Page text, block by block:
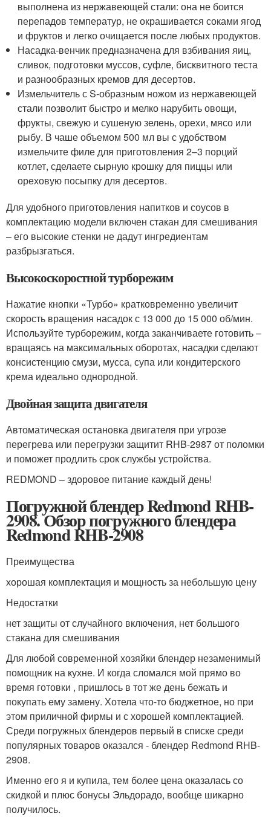
выполнена из нержавеющей стали: она не боится
перепадов температур, не окрашивается соками ягод
и фруктов и легко очищается после любых продуктов.
Насадка-венчик предназначена для взбивания яиц,
сливок, подготовки муссов, суфле, бисквитного теста
и разнообразных кремов для десертов.
Измельчитель с S-образным ножом из нержавеющей
стали позволит быстро и мелко нарубить овощи,
фрукты, свежую и сушеную зелень, орехи, мясо или
рыбу. В чаше объемом 500 мл вы с удобством
измельчите филе для приготовления 2–3 порций
котлет, сделаете сырную крошку для пиццы или
ореховую посыпку для десертов.
Для удобного приготовления напитков и соусов в
комплектацию модели включен стакан для смешивания
– его высокие стенки не дадут ингредиентам
разбрызгаться.
Высокоскоростной турборежим
Нажатие кнопки «Турбо» кратковременно увеличит
скорость вращения насадок с 13 000 до 15 000 об/мин.
Используйте турборежим, когда заканчиваете готовить –
вращаясь на максимальных оборотах, насадки сделают
консистенцию смузи, мусса, супа или кондитерского
крема идеально однородной.
Двойная защита двигателя
Автоматическая остановка двигателя при угрозе
перегрева или перегрузки защитит RHB-2987 от поломки
и поможет продлить срок службы устройства.
REDMOND – здоровое питание каждый день!
Погружной блендер Redmond RHB-
2908. Обзор погружного блендера
Redmond RHB-2908
Преимущества
хорошая комплектация и мощность за небольшую цену
Недостатки
нет защиты от случайного включения, нет большого
стакана для смешивания
Для любой современной хозяйки блендер незаменимый
помощник на кухне. И когда сломался мой прямо во
время готовки , пришлось в тот же день бежать и
покупать ему замену. Хотела что-то бюджетное, но при
этом приличной фирмы и с хорошей комплектацией.
Среди погружных блендеров первый в списке среди
популярных товаров оказался - блендер Redmond RHB-
2908.
Именно его я и купила, тем более цена оказалась со
скидкой и плюс бонусы Эльдорадо, вообще шикарно
получилось.